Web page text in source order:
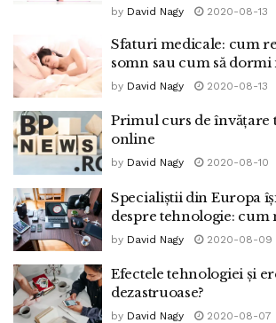
by David Nagy 2020-08-13
Sfaturi medicale: cum
somn sau cum să dormi
by David Nagy 2020-08-13
Primul curs de învățare
online
by David Nagy 2020-08-10
Specialiștii din Europa
despre tehnologie: cum
by David Nagy 2020-08-09
Efectele tehnologiei și
dezastruoase?
by David Nagy 2020-08-07